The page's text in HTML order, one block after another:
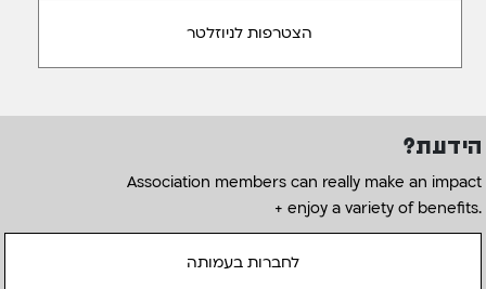
הידעת?
Association members can really make an impact
+ enjoy a variety of benefits.
לחברות בעמותה